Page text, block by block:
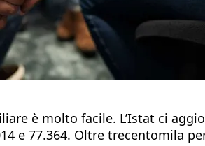
è molto facile. L’Istat ci
e 77.364. Oltre trecentomila